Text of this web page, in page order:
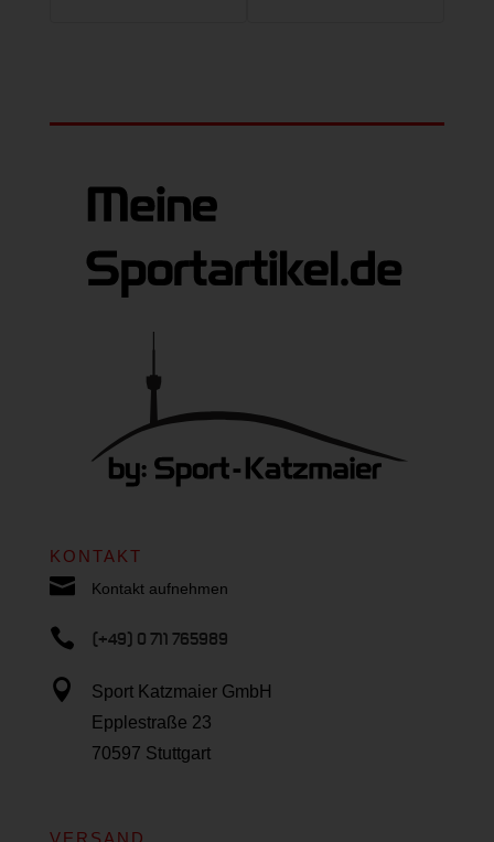
KONTAKT
 Kontakt aufnehmen
 (+49) 0 711 765989

Sport Katzmaier GmbH
Epplestraße 23
70597 Stuttgart
VERSAND